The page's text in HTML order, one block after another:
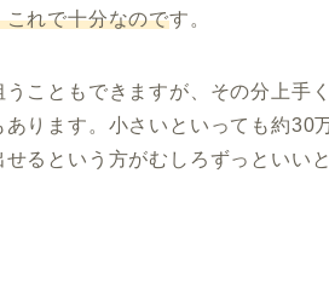
れで十分なのです。
こともできますが、その分上手
ります。小さいといっても約30
るという方がむしろずっといい